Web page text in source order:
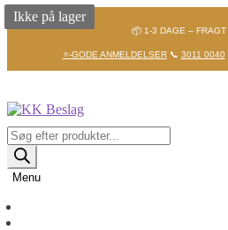
📦 1-3 DAGE – FRAGT
⭐-GODE ANMELDELSER📞 3011 0040
Spring
til
navigation
Spring
til
indhold
Products
search
Menu
Ikke på lager